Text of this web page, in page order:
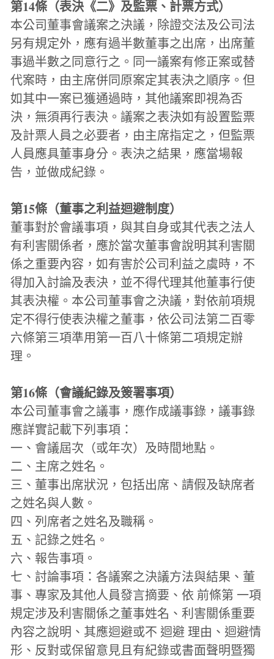
第14條（表決《二》及監票、計票方式）
本公司董事會議案之決議，除證交法及公司法
另有規定外，應有過半數董事之出席，出席董
事過半數之同意行之。同一議案有修正案或替
代案時，由主席併同原案定其表決之順序。但
如其中一案已獲通過時，其他議案即視為否
決，無須再行表決。議案之表決如有設置監票
及計票人員之必要者，由主席指定之，但監票
人員應具董事身分。表決之結果，應當場報
告，並做成紀錄。
第15條（董事之利益迴避制度）
董事對於會議事項，與其自身或其代表之法人
有利害關係者，應於當次董事會說明其利害關
係之重要內容，如有害於公司利益之虞時，不
得加入討論及表決，並不得代理其他董事行使
其表決權。本公司董事會之決議，對依前項規
定不得行使表決權之董事，依公司法第二百零
六條第三項準用第一百八十條第二項規定辦
理。
第16條（會議紀錄及簽署事項）
本公司董事會之議事，應作成議事錄，議事錄
應詳實記載下列事項：
一、會議屆次（或年次）及時間地點。
二、主席之姓名。
三、董事出席狀況，包括出席、請假及缺席者
之姓名與人數。
四、列席者之姓名及職稱。
五、記錄之姓名。
六、報告事項。
七、討論事項：各議案之決議方法與結果、董
事、專家及其他人員發言摘要、依 前條第 一項
規定涉及利害關係之董事姓名、利害關係重要
內容之說明、其應迴避或不 迴避 理由、迴避情
形、反對或保留意見且有紀錄或書面聲明暨獨